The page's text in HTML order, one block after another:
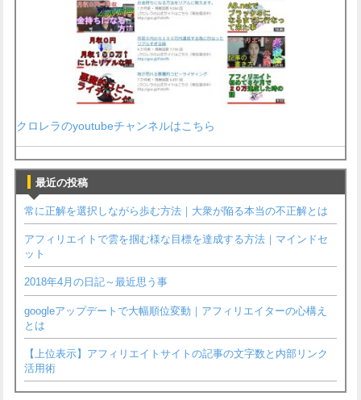
クロレラのyoutubeチャンネルはこちら
最近の投稿
常に正解を選択しながら歩む方法｜大衆が陥る本当の不正解とは
アフィリエイトで雲を掴む様な目標を達成する方法｜マインドセ
ット
2018年4月の日記～最近思う事
googleアップデートで大幅順位変動｜アフィリエイターの心構え
とは
【上位表示】アフィリエイトサイトの記事の文字数と内部リンク
活用術